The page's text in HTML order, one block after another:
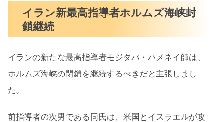
イラン新最高指導者ホルムズ海峡封
鎖継続
イランの新たな最高指導者モジタバ・ハメネイ師は、
ホルムズ海峡の閉鎖を継続するべきだと主張しまし
た。
前指導者の次男である同氏は、米国とイスラエルが攻